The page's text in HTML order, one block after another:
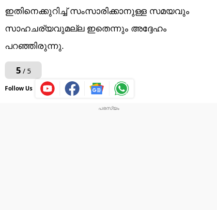
ഇതിനെക്കുറിച്ച് സംസാരിക്കാനുള്ള സമയവും
സാഹചര്യവുമല്ല ഇതെന്നും അദ്ദേഹം
പറഞ്ഞിരുന്നു.
5/ 5
Follow Us